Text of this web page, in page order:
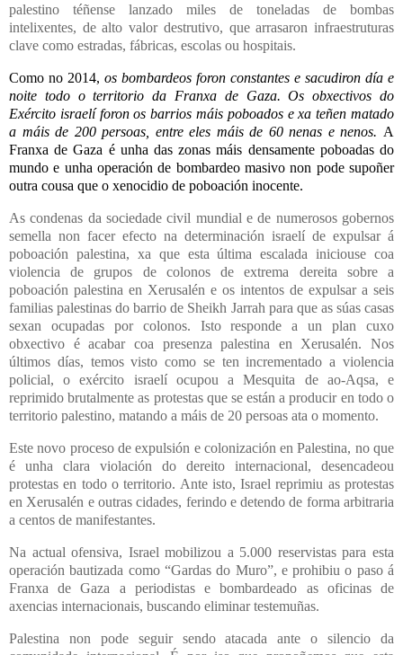
palestino téñense lanzado miles de toneladas de bombas
intelixentes, de alto valor destrutivo, que arrasaron infraestruturas
clave como estradas, fábricas, escolas ou hospitais.
Como no 2014, os bombardeos foron constantes e sacudiron día e
noite todo o territorio da Franxa de Gaza. Os obxectivos do
Exército israelí foron os barrios máis poboados e xa teñen matado
a máis de 200 persoas, entre eles máis de 60 nenas e nenos. A
Franxa de Gaza é unha das zonas máis densamente poboadas do
mundo e unha operación de bombardeo masivo non pode supoñer
outra cousa que o xenocidio de poboación inocente.
As condenas da sociedade civil mundial e de numerosos gobernos
semella non facer efecto na determinación israelí de expulsar á
poboación palestina, xa que esta última escalada iniciouse coa
violencia de grupos de colonos de extrema dereita sobre a
poboación palestina en Xerusalén e os intentos de expulsar a seis
familias palestinas do barrio de Sheikh Jarrah para que as súas casas
sexan ocupadas por colonos. Isto responde a un plan cuxo
obxectivo é acabar coa presenza palestina en Xerusalén. Nos
últimos días, temos visto como se ten incrementado a violencia
policial, o exército israelí ocupou a Mesquita de ao-Aqsa, e
reprimido brutalmente as protestas que se están a producir en todo o
territorio palestino, matando a máis de 20 persoas ata o momento.
Este novo proceso de expulsión e colonización en Palestina, no que
é unha clara violación do dereito internacional, desencadeou
protestas en todo o territorio. Ante isto, Israel reprimiu as protestas
en Xerusalén e outras cidades, ferindo e detendo de forma arbitraria
a centos de manifestantes.
Na actual ofensiva, Israel mobilizou a 5.000 reservistas para esta
operación bautizada como “Gardas do Muro”, e prohibiu o paso á
Franxa de Gaza a periodistas e bombardeado as oficinas de
axencias internacionais, buscando eliminar testemuñas.
Palestina non pode seguir sendo atacada ante o silencio da